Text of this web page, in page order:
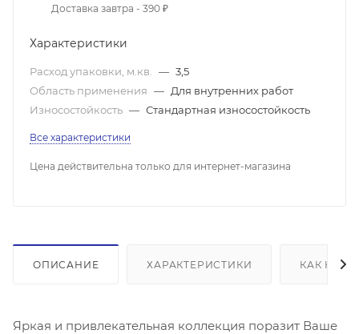
Доставка завтра - 390 ₽
Характеристики
Расход упаковки, м.кв. — 3,5
Область применения — Для внутренних работ
Износостойкость — Стандартная износостойкость
Все характеристики
Цена действительна только для интернет-магазина
ОПИСАНИЕ ХАРАКТЕРИСТИКИ КАК
Яркая и привлекательная коллекция поразит Ваше